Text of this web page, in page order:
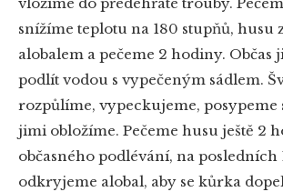
vložíme do předehřáté trouby.
snížíme teplotu na 180 stupňů, husu
alobalem a pečeme 2 hodiny. Občas
podlít vodou s vypečeným sádlem.
rozpůlíme, vypeckujeme, posypeme
jimi obložíme. Pečeme husu ještě 2
občasného podlévání, na posledních
odkryjeme alobal, aby se kůrka